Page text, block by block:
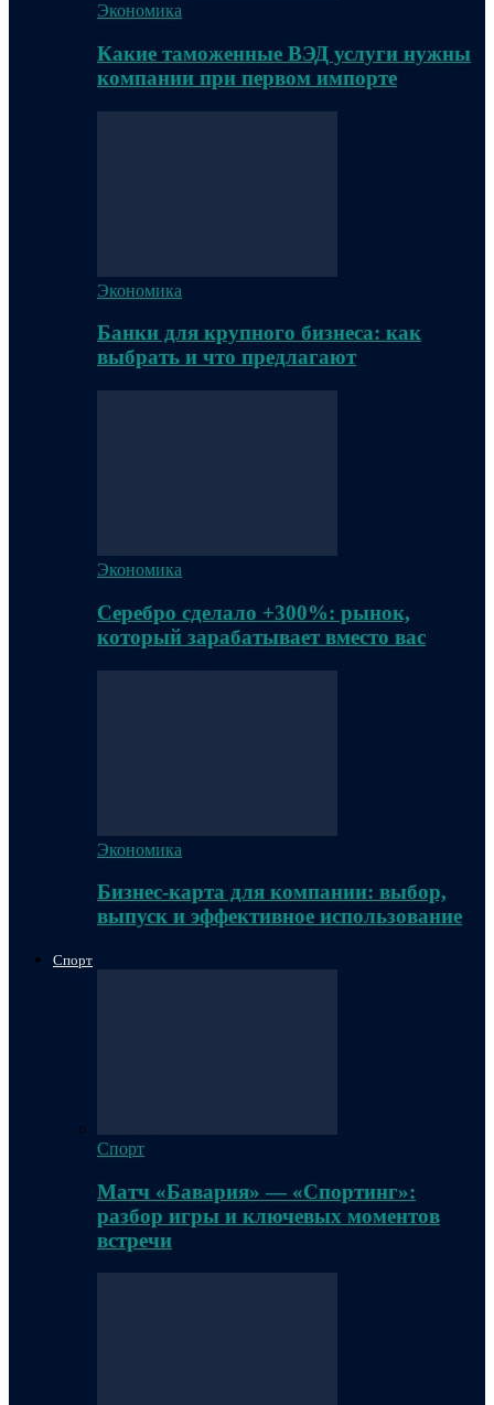
Экономика
Какие таможенные ВЭД услуги нужны
компании при первом импорте
Экономика
Банки для крупного бизнеса: как
выбрать и что предлагают
Экономика
Серебро сделало +300%: рынок,
который зарабатывает вместо вас
Экономика
Бизнес-карта для компании: выбор,
выпуск и эффективное использование
Спорт
Спорт
Матч «Бавария» — «Спортинг»:
разбор игры и ключевых моментов
встречи